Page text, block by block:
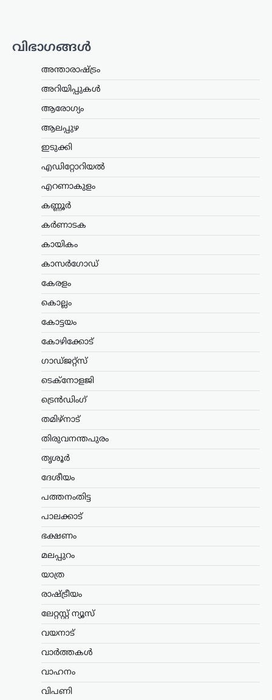
വിഭാഗങ്ങൾ
അന്താരാഷ്ട്രം
അറിയിപ്പുകൾ
ആരോഗ്യം
ആലപ്പുഴ
ഇടുക്കി
എഡിറ്റോറിയൽ
എറണാകുളം
കണ്ണൂർ
കർണാടക
കായികം
കാസർഗോഡ്
കേരളം
കൊല്ലം
കോട്ടയം
കോഴിക്കോട്
ഗാഡ്ജറ്റ്സ്
ടെക്നോളജി
ട്രെൻഡിംഗ്
തമിഴ്നാട്
തിരുവനന്തപുരം
തൃശൂർ
ദേശീയം
പത്തനംതിട്ട
പാലക്കാട്
ഭക്ഷണം
മലപ്പുറം
യാത്ര
രാഷ്ട്രീയം
ലേറ്റസ്റ്റ് ന്യൂസ്
വയനാട്
വാർത്തകൾ
വാഹനം
വിപണി
അര്‍ജുന്‍ ആയങ്കിക്കായി
വേഗത്തില്‍ പിടികൂടാന്‍
നിര്‍ദേശം നല്‍കി രമേശ്
ചെന്നിത്തല
ന്യൂസ് ഡെസ്ക്
ഓഗസ്റ്റ്‌ 7, 2026
പൊലീസിനെ പരസ്യമായി വെല്ലുവിളിച്ച
പിടികൂടാന്‍ ആഭ്യന്തരമന്ത്രി രമേശ്
ചെന്നിത്തല നിര്‍ദേശം നല്‍കിയതിനെ
തുടര്‍ന്ന് സംസ്ഥാനത്ത് പൊലീസ്
പരിശോധന ശക്തമാക്കി.
ട്രെൻഡിംഗ്,ദേശീയം,ലേറ്റസ്റ്റ് ന്യൂസ്
ഫണ്ടിൽ ക്രമക്കേടില്ലെന്ന്
സർക്കാർ; 3,300 കോടി
രൂപയുടെ കണക്കുകൾ
അയോധ്യ രാമക്ഷേത്രത്തിനായി ലഭിച്ച
3,300 കോടി രൂപയുടെ സംഭാവനകളുടെ
വിനിയോഗത്തിൽ യാതൊരു ക്രമക്കേടും
വ്യക്തമാക്കി. സംഭാവന തുകയുടെ
ഉപയോഗവുമായി ബന്ധപ്പെട്ട് ഉയർന്ന
കേരളം,തിരുവനന്തപുരം,വാർത്തകൾ
അനീതി; ഉത്തരവ്
പിൻവലിക്കണമെന്ന്
ഗുണഭോക്താക്കളുടെ വീടുകളിലെത്തി
പ്രതിപക്ഷ നേതാവ് പിണറായി വിജയൻ.
കേരളം രാജ്യത്തിന് മാതൃകയായി…
ട്രെൻഡിംഗ്
രാഹുൽ ഗാന്ധിയുടെ
വസതിക്ക് മുന്നിൽ